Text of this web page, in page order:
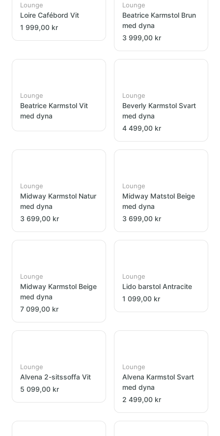
Lounge
Loire Cafébord Vit
1 999,00 kr
Lounge
Beatrice Karmstol Brun
med dyna
3 999,00 kr
Lounge
Beatrice Karmstol Vit
med dyna
Lounge
Beverly Karmstol Svart
med dyna
4 499,00 kr
Lounge
Midway Karmstol Natur
med dyna
3 699,00 kr
Lounge
Midway Matstol Beige
med dyna
3 699,00 kr
Lounge
Midway Karmstol Beige
med dyna
7 099,00 kr
Lounge
Lido barstol Antracite
1 099,00 kr
Lounge
Alvena 2-sitssoffa Vit
5 099,00 kr
Lounge
Alvena Karmstol Svart
med dyna
2 499,00 kr